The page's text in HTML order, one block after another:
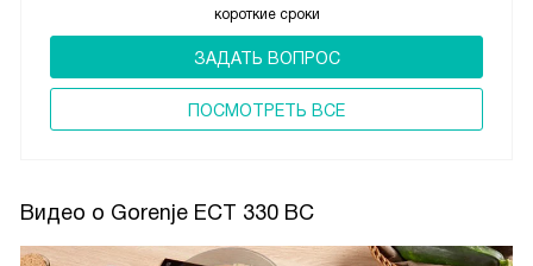
короткие сроки
ЗАДАТЬ ВОПРОС
ПОCМОТРЕТЬ ВСЕ
Видео о Gorenje ECT 330 BC